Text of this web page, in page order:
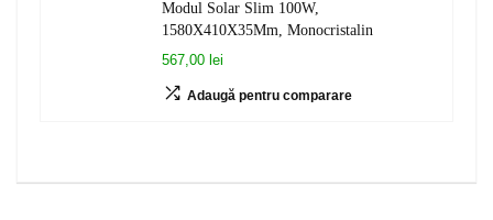
Modul Solar Slim 100W,
1580X410X35Mm, Monocristalin
567,00 lei
Adaugă pentru comparare